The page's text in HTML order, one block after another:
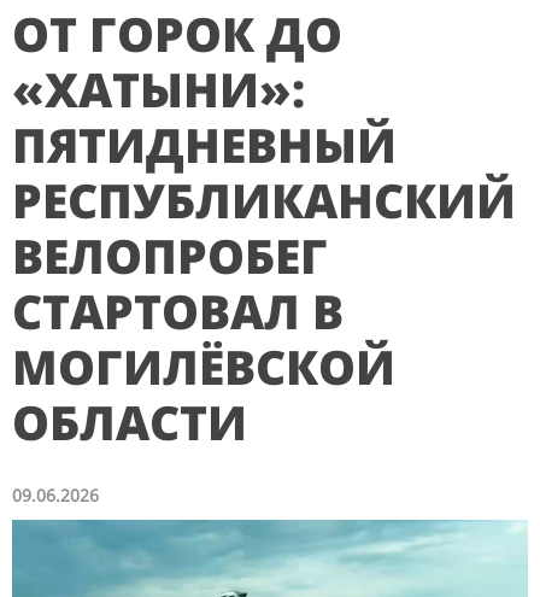
ОТ ГОРОК ДО
«ХАТЫНИ»:
ПЯТИДНЕВНЫЙ
РЕСПУБЛИКАНСКИЙ
ВЕЛОПРОБЕГ
СТАРТОВАЛ В
МОГИЛЁВСКОЙ
ОБЛАСТИ
09.06.2026